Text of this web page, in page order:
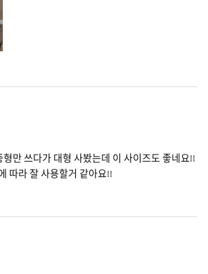
만 쓰다가 대형 사봤는데 이 사이즈도 좋네요!!
따라 잘 사용할거 같아요!!